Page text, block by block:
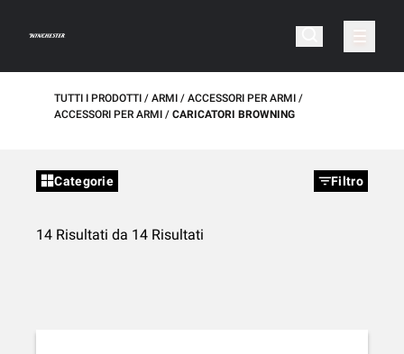
TUTTI I PRODOTTI ARMI
ACCESSORI PER ARMI
ACCESSORI PER ARMI
CARICATORI BROWNING
Categorie Filtro
14 Risultati da 14 Risultati